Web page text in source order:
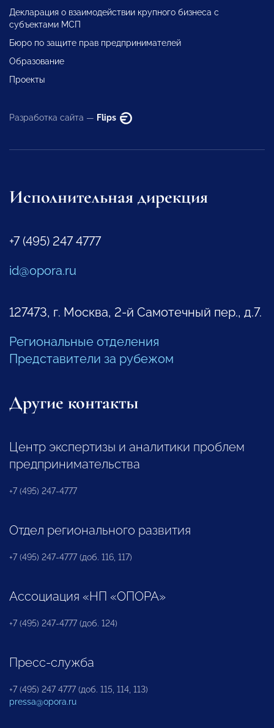
Декларация о взаимодействии крупного бизнеса с
субъектами МСП
Бюро по защите прав предпринимателей
Образование
Проекты
Разработка сайта — Flips
Исполнительная дирекция
+7 (495) 247 4777
id@opora.ru
127473, г. Москва, 2-й Самотечный пер., д.7.
Региональные отделения
Представители за рубежом
Другие контакты
Центр экспертизы и аналитики проблем
предпринимательства
+7 (495) 247-4777
Отдел регионального развития
+7 (495) 247-4777 (доб. 116, 117)
Ассоциация «НП «ОПОРА»
+7 (495) 247-4777 (доб. 124)
Пресс-служба
+7 (495) 247 4777 (доб. 115, 114, 113)
pressa@opora.ru